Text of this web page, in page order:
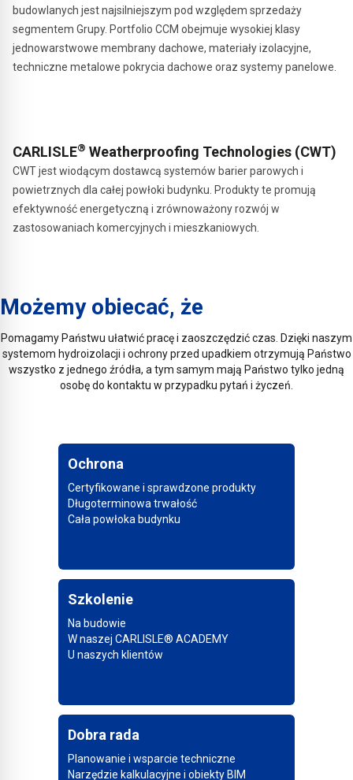
budowlanych jest najsilniejszym pod względem sprzedaży
segmentem Grupy. Portfolio CCM obejmuje wysokiej klasy
jednowarstwowe membrany dachowe, materiały izolacyjne,
techniczne metalowe pokrycia dachowe oraz systemy panelowe.
CARLISLE® Weatherproofing Technologies (CWT)
CWT jest wiodącym dostawcą systemów barier parowych i
powietrznych dla całej powłoki budynku. Produkty te promują
efektywność energetyczną i zrównoważony rozwój w
zastosowaniach komercyjnych i mieszkaniowych.
Możemy obiecać, że
Pomagamy Państwu ułatwić pracę i zaoszczędzić czas. Dzięki naszym
systemom hydroizolacji i ochrony przed upadkiem otrzymują Państwo
wszystko z jednego źródła, a tym samym mają Państwo tylko jedną
osobę do kontaktu w przypadku pytań i życzeń.
Ochrona
Certyfikowane i sprawdzone produkty
Długoterminowa trwałość
Cała powłoka budynku
Szkolenie
Na budowie
W naszej CARLISLE® ACADEMY
U naszych klientów
Dobra rada
Planowanie i wsparcie techniczne
Narzędzie kalkulacyjne i obiekty BIM